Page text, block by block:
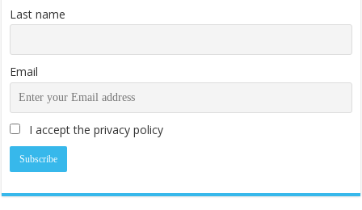
Last name
Email
I accept the privacy policy